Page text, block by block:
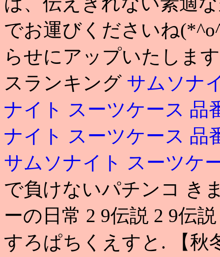
でお運びくださいね
らせにアップいたしま
スランキング サムソナ
ナイト スーツケース 品
ナイト スーツケース 品
サムソナイト スーツケ
で負けないパチンコ き
ーの日常 2 9伝説 2 9伝
すろぱちくえすと. 【秋